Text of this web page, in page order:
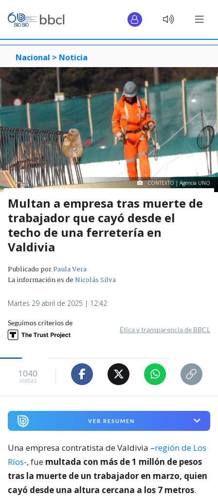
Nacional > Noticia
CONTEXTO | Agencia UNO
Multan a empresa tras muerte de
trabajador que cayó desde el
techo de una ferretería en
Valdivia
Publicado porPaula Vera
La información es deNicolás Silva
Martes 29 abril de 2025 | 12:42
Seguimos criterios de
Ética y transparencia de BBCL
1040
visitas
VER RESUMEN
Una empresa contratista de Valdivia –región de Los
Ríos-, fue multada con más de 1 millón de pesos
tras la muerte de un trabajador en marzo, quien
cayó desde una altura cercana a los 7 metros.